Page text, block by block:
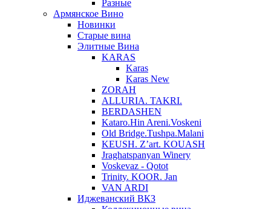
Разные
Армянское Вино
Новинки
Старые вина
Элитные Вина
KARAS
Karas
Karas New
ZORAH
ALLURIA. TAKRI.
BERDASHEN
Kataro.Hin Areni.Voskeni
Old Bridge.Tushpa.Malani
KEUSH. Z’art. KOUASH
Jraghatspanyan Winery
Voskevaz - Qotot
Trinity. KOOR. Jan
VAN ARDI
Иджеванский ВКЗ